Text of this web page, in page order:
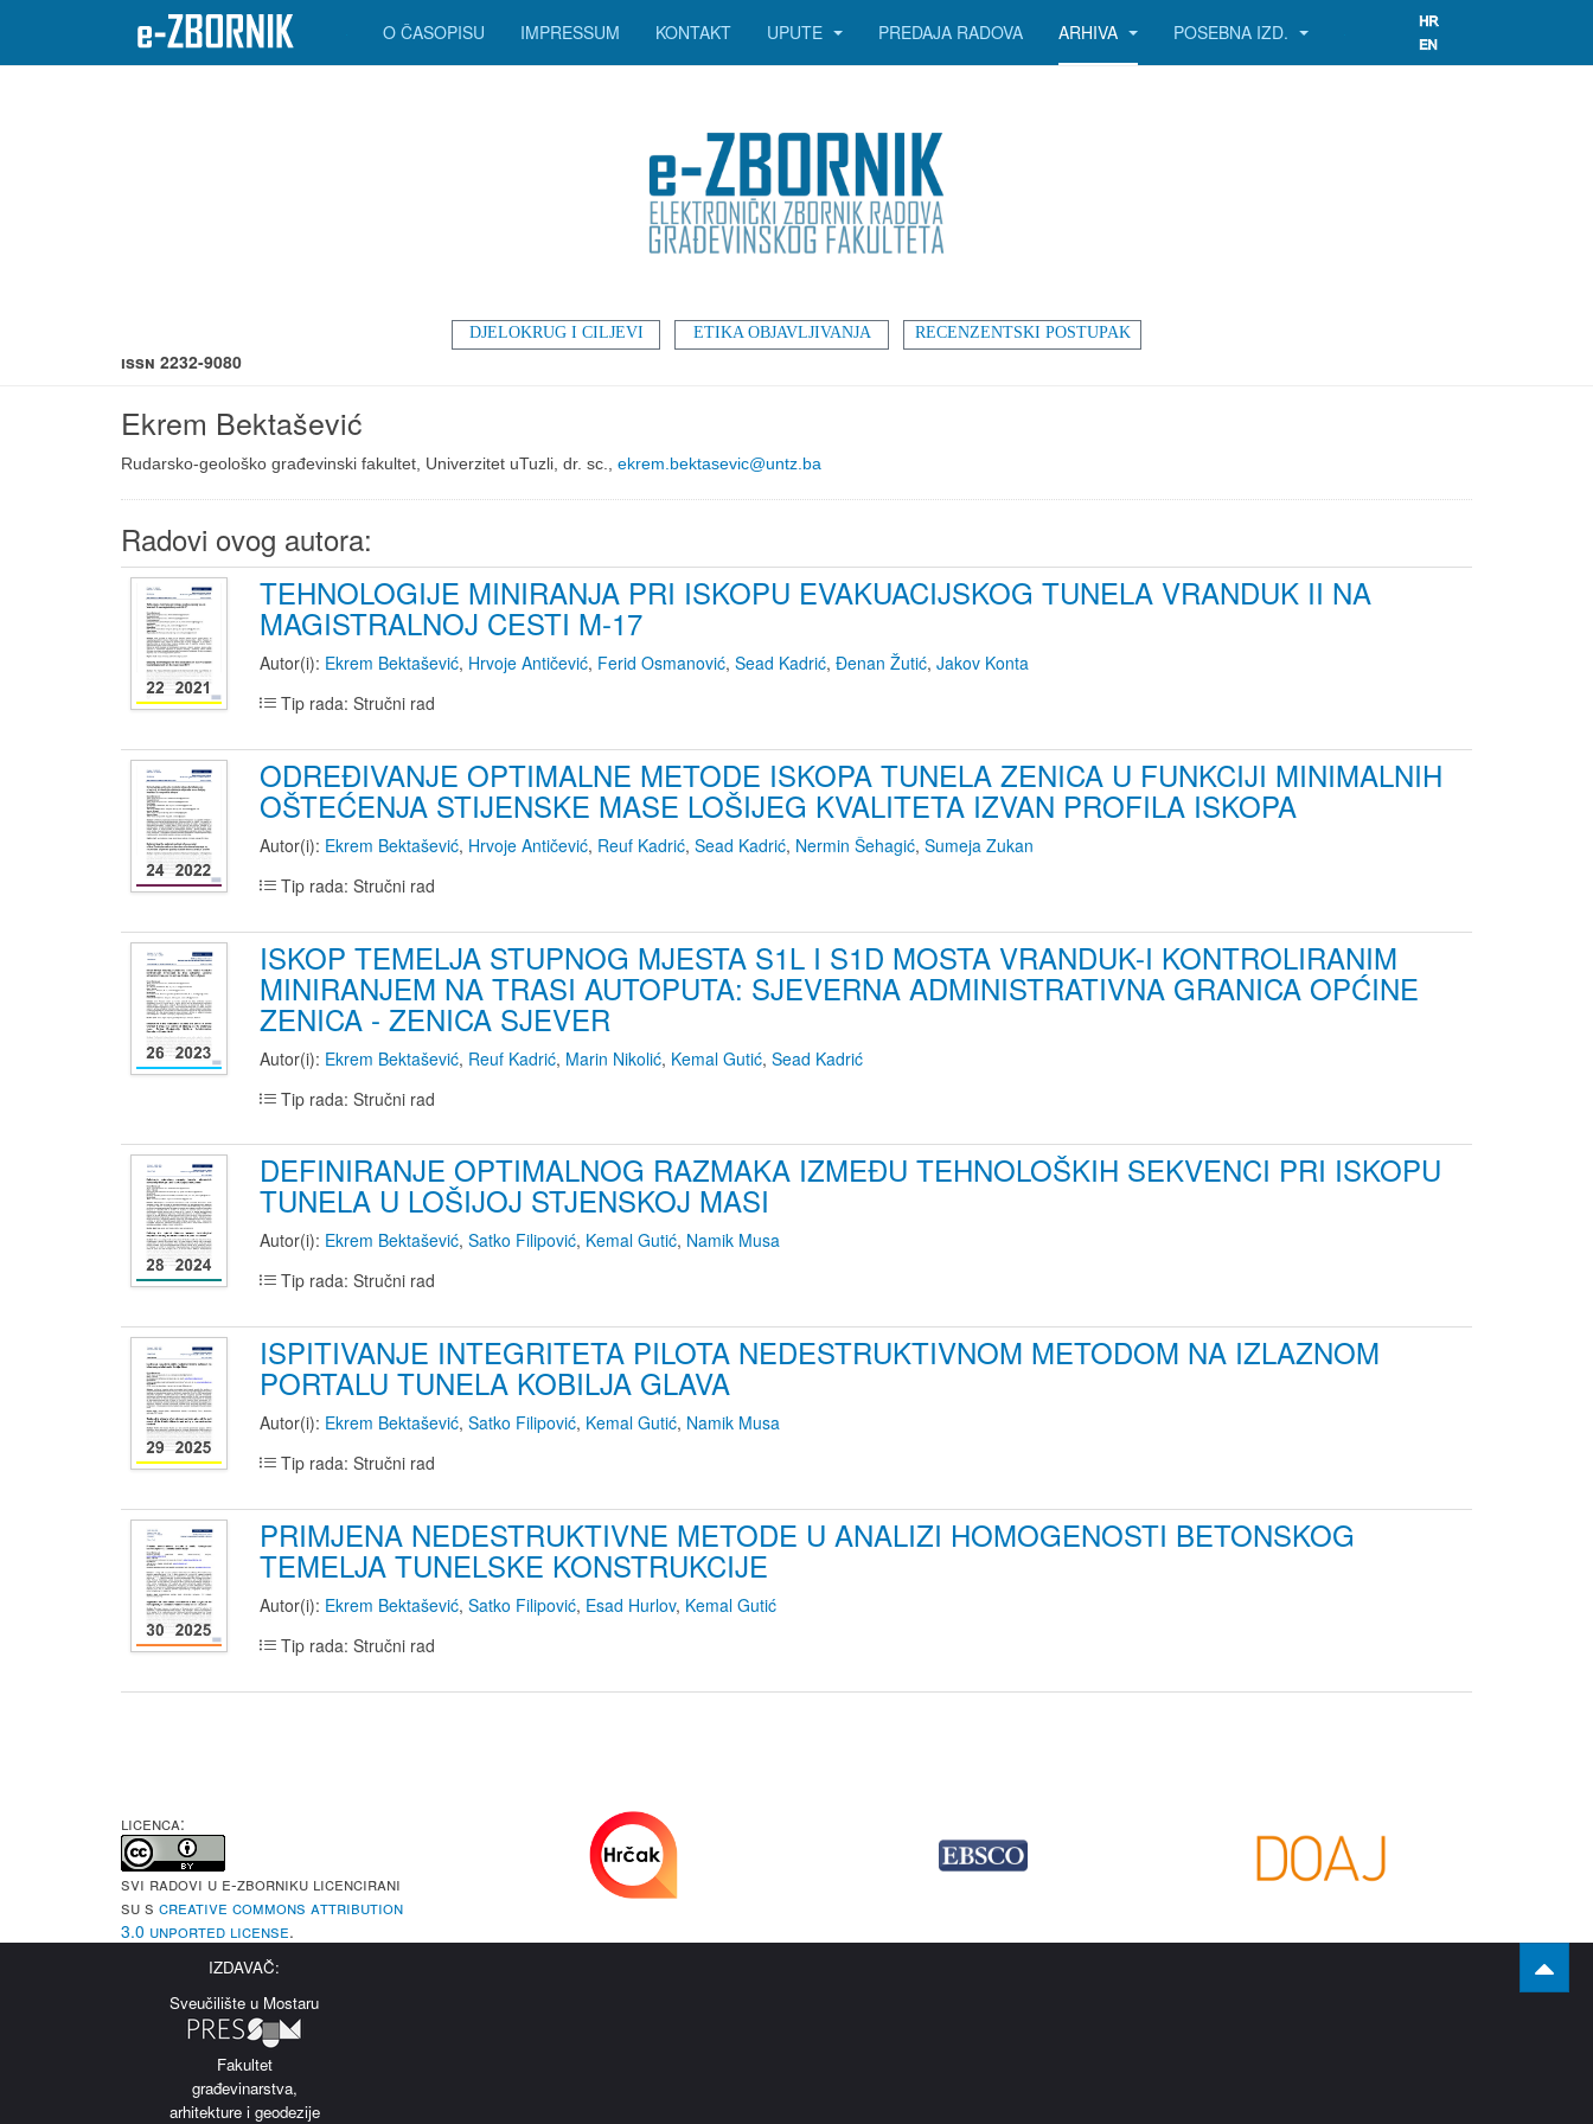
DJELOKRUG I CILJEVI ETIKA OBJAVLJIVANJA RECENZENTSKI POSTUPAK
O ČASOPISU IMPRESSUM KONTAKT UPUTE PREDAJA RADOVA ARHIVA POSEBNA IZD.
ISSN 2232-9080
Ekrem Bektašević
Rudarsko-geološko građevinski fakultet, Univerzitet uTuzli, dr. sc., ekrem.bektasevic@untz.ba
Radovi ovog autora:
TEHNOLOGIJE MINIRANJA PRI ISKOPU EVAKUACIJSKOG TUNELA VRANDUK II NA
MAGISTRALNOJ CESTI M-17
Autor(i): Ekrem Bektašević, Hrvoje Antičević, Ferid Osmanović, Sead Kadrić, Đenan Žutić, Jakov Konta
Tip rada: Stručni rad
ODREĐIVANJE OPTIMALNE METODE ISKOPA TUNELA ZENICA U FUNKCIJI MINIMALNIH
OŠTEĆENJA STIJENSKE MASE LOŠIJEG KVALITETA IZVAN PROFILA ISKOPA
Autor(i): Ekrem Bektašević, Hrvoje Antičević, Reuf Kadrić, Sead Kadrić, Nermin Šehagić, Sumeja Zukan
Tip rada: Stručni rad
ISKOP TEMELJA STUPNOG MJESTA S1L I S1D MOSTA VRANDUK-I KONTROLIRANIM
MINIRANJEM NA TRASI AUTOPUTA: SJEVERNA ADMINISTRATIVNA GRANICA OPĆINE
ZENICA - ZENICA SJEVER
Autor(i): Ekrem Bektašević, Reuf Kadrić, Marin Nikolić, Kemal Gutić, Sead Kadrić
Tip rada: Stručni rad
DEFINIRANJE OPTIMALNOG RAZMAKA IZMEĐU TEHNOLOŠKIH SEKVENCI PRI ISKOPU
TUNELA U LOŠIJOJ STJENSKOJ MASI
Autor(i): Ekrem Bektašević, Satko Filipović, Kemal Gutić, Namik Musa
Tip rada: Stručni rad
ISPITIVANJE INTEGRITETA PILOTA NEDESTRUKTIVNOM METODOM NA IZLAZNOM
PORTALU TUNELA KOBILJA GLAVA
Autor(i): Ekrem Bektašević, Satko Filipović, Kemal Gutić, Namik Musa
Tip rada: Stručni rad
PRIMJENA NEDESTRUKTIVNE METODE U ANALIZI HOMOGENOSTI BETONSKOG
TEMELJA TUNELSKE KONSTRUKCIJE
Autor(i): Ekrem Bektašević, Satko Filipović, Esad Hurlov, Kemal Gutić
Tip rada: Stručni rad
LICENCA:
Svi radovi u e-Zborniku licencirani
su s Creative Commons Attribution
3.0 Unported License.
IZDAVAČ:
Sveučilište u Mostaru
Fakultet
građevinarstva,
arhitekture i geodezije